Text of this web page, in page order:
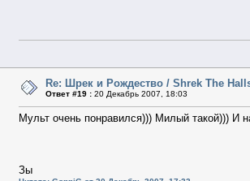
Re: Шрек и Рождество / Shrek The
Ответ #19 : 20 Декабрь 2007, 18:03
Мульт очень понравился))) Милый такой))) И
Зы